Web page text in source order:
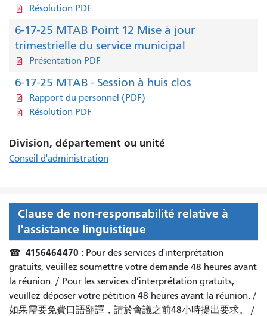
Résolution PDF
6-17-25 MTAB Point 12 Mise à jour
trimestrielle du service municipal
Présentation PDF
6-17-25 MTAB - Session à huis clos
Rapport du personnel (PDF)
Résolution PDF
Division, département ou unité
Conseil d'administration
Clause de non-responsabilité relative à
l'assistance linguistique
☎ 4156464470 : Pour des services d'interprétation
gratuits, veuillez soumettre votre demande 48 heures avant
la réunion. / Pour les services d’interprétation gratuits,
veuillez déposer votre pétition 48 heures avant la réunion. /
如果需要免費口語翻譯，請於會議之前48小時提出要求。 /